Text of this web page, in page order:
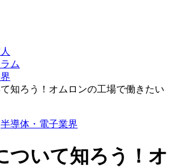
ム
知ろう！オムロンの工場で働きたい
半導体・電子業界
ついて知ろう！オ